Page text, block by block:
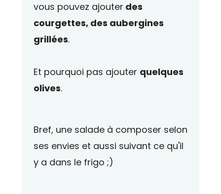
vous pouvez ajouter des
courgettes, des aubergines
grillées.
Et pourquoi pas ajouter quelques
olives.
Bref, une salade à composer selon
ses envies et aussi suivant ce qu'il
y a dans le frigo ;)